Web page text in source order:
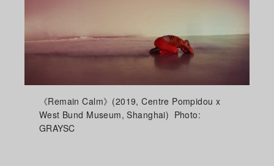
《Remain Calm》(2019, Centre Pompidou x
West Bund Museum, Shanghai) Photo:
GRAYSC